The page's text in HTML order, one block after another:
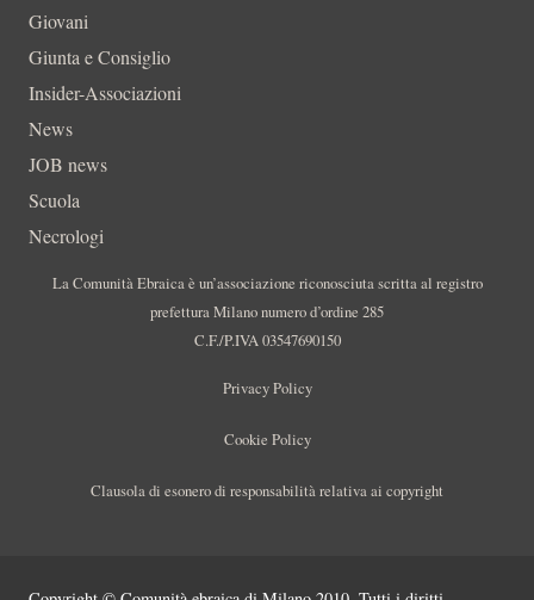
Giovani
Giunta e Consiglio
Insider-Associazioni
News
JOB news
Scuola
Necrologi
La Comunità Ebraica è un’associazione riconosciuta scritta al registro
prefettura Milano numero d’ordine 285
C.F./P.IVA 03547690150
Privacy Policy
Cookie Policy
Clausola di esonero di responsabilità relativa ai copyright